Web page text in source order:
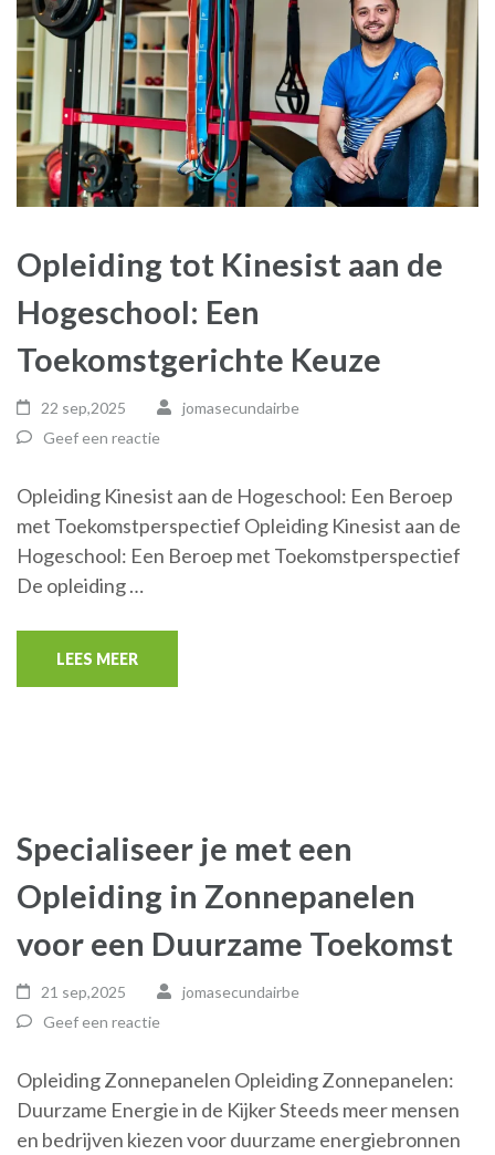
Opleiding tot Kinesist aan de
Hogeschool: Een
Toekomstgerichte Keuze
22 sep,2025
jomasecundairbe
Geef een reactie
Opleiding Kinesist aan de Hogeschool: Een Beroep
met Toekomstperspectief Opleiding Kinesist aan de
Hogeschool: Een Beroep met Toekomstperspectief
De opleiding …
LEES MEER
Specialiseer je met een
Opleiding in Zonnepanelen
voor een Duurzame Toekomst
21 sep,2025
jomasecundairbe
Geef een reactie
Opleiding Zonnepanelen Opleiding Zonnepanelen:
Duurzame Energie in de Kijker Steeds meer mensen
en bedrijven kiezen voor duurzame energiebronnen